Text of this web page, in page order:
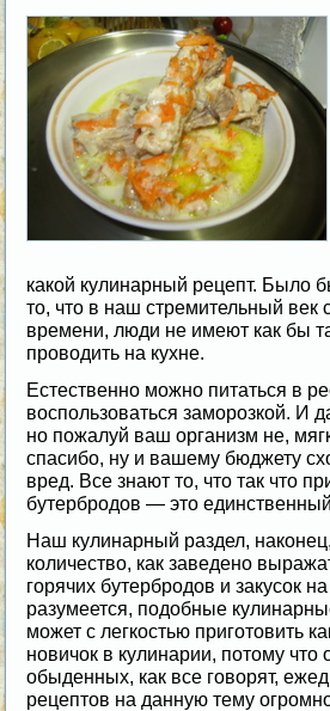
какой кулинарный рецепт. Было
то, что в наш стремительный век
времени, люди не имеют как бы
проводить на кухне.
Естественно можно питаться в
воспользоваться заморозкой. И
но пожалуй ваш организм не,
спасибо, ну и вашему бюджету
вред. Все знают то, что так что
бутербродов — это
Наш кулинарный раздел,
количество, как заведено
горячих бутербродов и закусок
разумеется, подобные
может с легкостью приготовить
новичок в кулинарии, потому
обыденных, как все говорят,
рецептов на данную тему